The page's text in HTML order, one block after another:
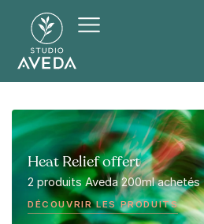
Heat Relief offert
2 produits Aveda 200ml achetés
DÉCOUVRIR LES PRODUITS